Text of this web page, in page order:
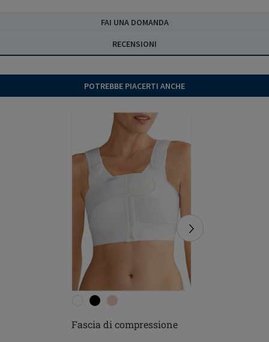
FAI UNA DOMANDA
RECENSIONI
POTREBBE PIACERTI ANCHE
Fascia di compressione